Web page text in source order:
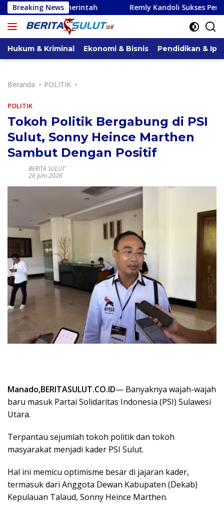
Langsung
ke
konten
Breaking News Remly Kandoli Sukses Perjuangkan
Hukum & Kriminal Ekonomi & Bisnis Pendidikan &
Beranda POLITIK
POLITIK
Tokoh Politik Bergabung di PSI
Sulut, Sonny Heince Marthen
Sambut Dengan Positif
BERITA SULUT
26 Juni 2026
Manado,BERITASULUT.CO.ID— Banyaknya wajah-wajah
baru masuk Partai Solidaritas Indonesia (PSI) Sulawesi
Utara.
Terpantau sejumlah tokoh politik dan tokoh
masyarakat menjadi kader PSI Sulut.
Hal ini memicu optimisme besar di jajaran kader,
termasuk dari Anggota Dewan Kabupaten (Dekab)
Kepulauan Talaud, Sonny Heince Marthen.